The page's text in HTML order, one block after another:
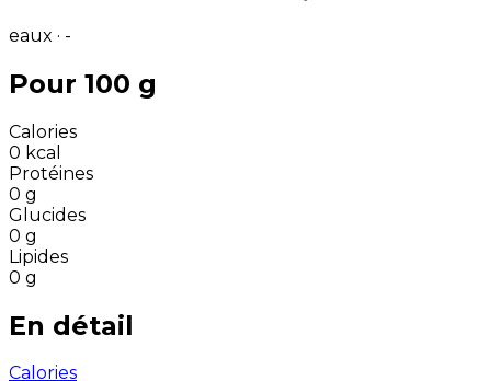
eaux · -
Pour 100 g
Calories
0 kcal
Protéines
0 g
Glucides
0 g
Lipides
0 g
En détail
Calories